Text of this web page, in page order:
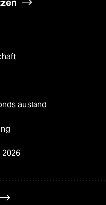
ausland